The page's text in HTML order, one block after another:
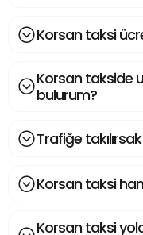
Korsan taksi
Korsan takside
bulurum?
Trafiğe
Korsan taksi
Korsan taksi